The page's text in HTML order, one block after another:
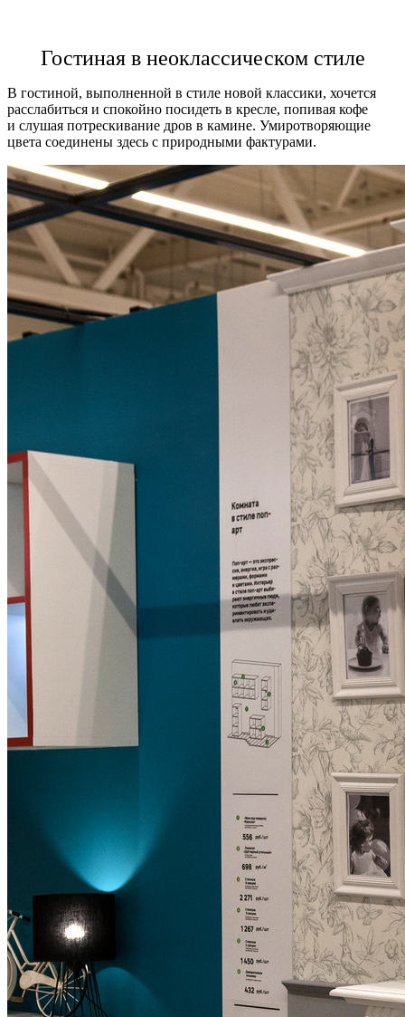
Гостиная в неоклассическом стиле
В гостиной, выполненной в стиле новой классики, хочется
расслабиться и спокойно посидеть в кресле, попивая кофе
и слушая потрескивание дров в камине. Умиротворяющие
цвета соединены здесь с природными фактурами.